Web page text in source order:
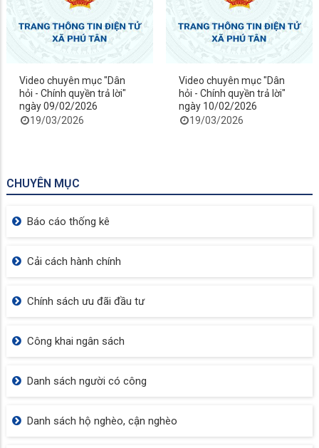
Video chuyên mục "Dân
hỏi - Chính quyền trả lời"
ngày 09/02/2026
19/03/2026
Video chuyên mục "Dân
hỏi - Chính quyền trả lời"
ngày 10/02/2026
19/03/2026
CHUYÊN MỤC
Báo cáo thống kê
Cải cách hành chính
Chính sách ưu đãi đầu tư
Công khai ngân sách
Danh sách người có công
Danh sách hộ nghèo, cận nghèo